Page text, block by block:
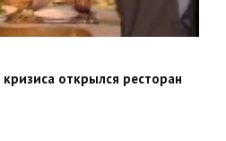
открылся ресторан